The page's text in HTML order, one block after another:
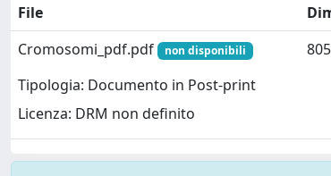
File
Cromosomi_pdf.pdf
non disponibili
Tipologia: Documento in Post-print
Licenza: DRM non definito